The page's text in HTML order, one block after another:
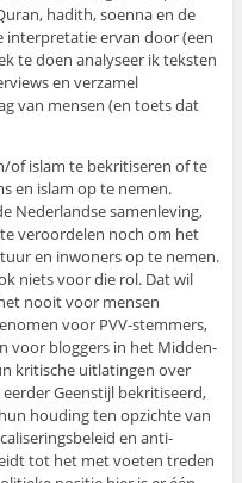
hadith, soenna en de
interpretatie ervan door (een
te doen analyseer ik teksten
en verzamel
van mensen (en toets dat
of islam te bekritiseren of te
en islam op te nemen.
Nederlandse samenleving,
veroordelen noch om het
en inwoners op te nemen.
niets voor die rol. Dat wil
nooit voor mensen
voor PVV-stemmers,
voor bloggers in het Midden-
kritische uitlatingen over
Geenstijl bekritiseerd,
houding ten opzichte van
en anti-
tot het met voeten treden